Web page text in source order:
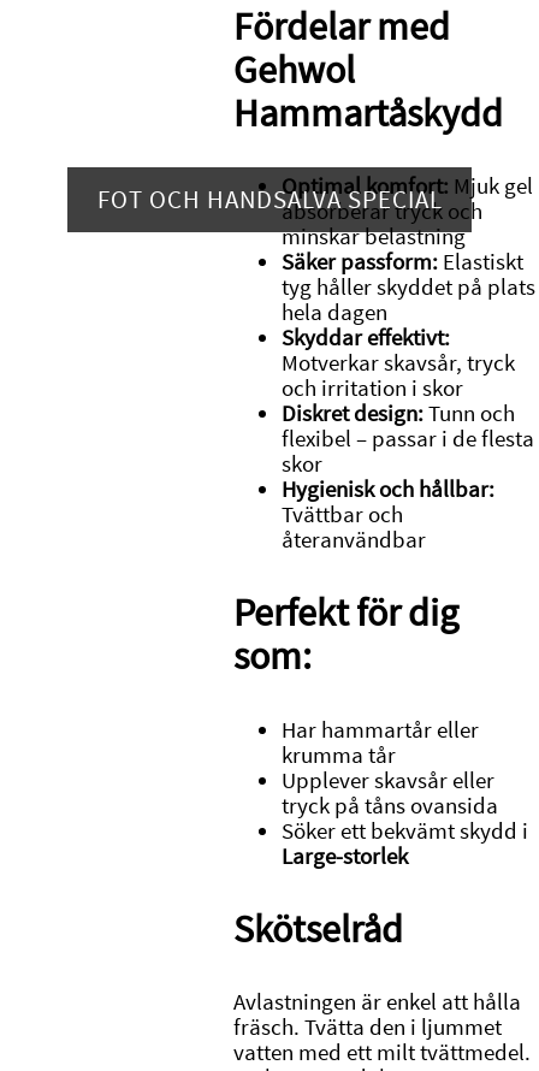
Fördelar med
Gehwol
Hammartåskydd
Optimal komfort: Mjuk gel
absorberar tryck och
minskar belastning
Säker passform:Elastiskt
tyg håller skyddet på plats
hela dagen
Skyddar effektivt:
Motverkar skavsår, tryck
och irritation i skor
Diskret design:Tunn och
flexibel – passar i de flesta
skor
Hygienisk och hållbar:
Tvättbar och
återanvändbar
Perfekt för dig
som:
Har hammartår eller
krumma tår
Upplever skavsår eller
tryck på tåns ovansida
Söker ett bekvämt skydd i
Large-storlek
Skötselråd
Avlastningen är enkel att hålla
fräsch. Tvätta den i ljummet
vatten med ett milt tvättmedel.
FOT OCH HANDSALVA SPECIAL